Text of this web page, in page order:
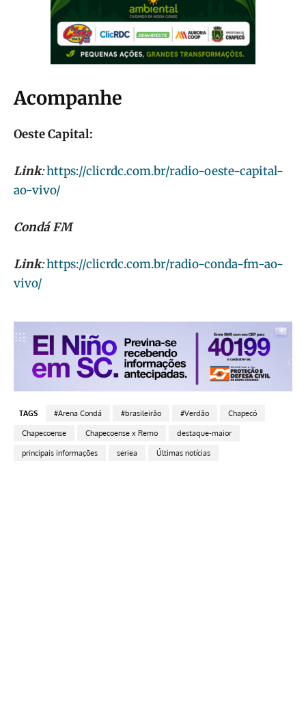
Acompanhe
Oeste Capital:
Link:https://clicrdc.com.br/radio-oeste-capital-
ao-vivo/
Condá FM
Link:https://clicrdc.com.br/radio-conda-fm-ao-
vivo/
TAGS #Arena Condá #brasileirão #Verdão Chapecó
Chapecoense Chapecoense x Remo destaque-maior
principais informações seriea Últimas notícias